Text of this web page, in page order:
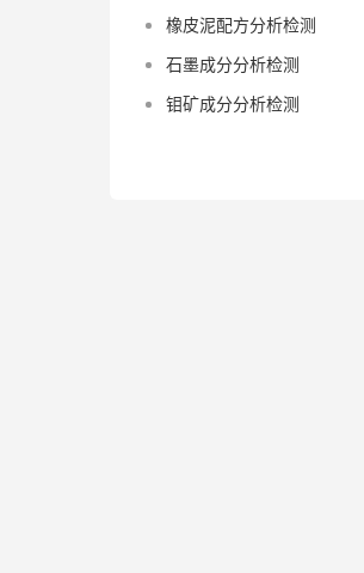
橡皮泥配方分析检测
石墨成分分析检测
钼矿成分分析检测